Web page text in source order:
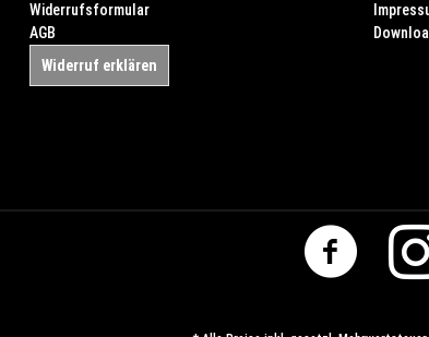
Widerrufsformular
AGB
Widerruf erklären